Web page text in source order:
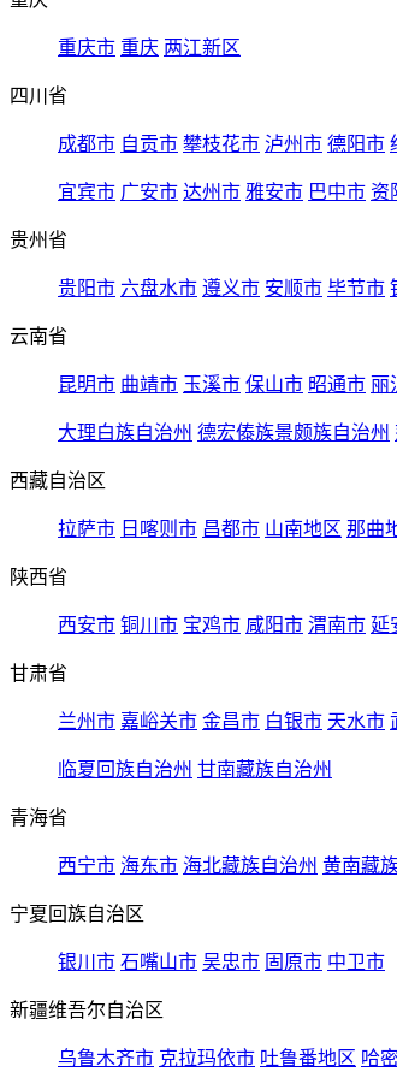
重庆市 重庆 两江新区
四川省
成都市 自贡市 攀枝花市 泸州市 德阳市
宜宾市 广安市 达州市 雅安市 巴中市 资
贵州省
贵阳市 六盘水市 遵义市 安顺市 毕节市
云南省
昆明市 曲靖市 玉溪市 保山市 昭通市 丽
大理白族自治州 德宏傣族景颇族自治州
西藏自治区
拉萨市 日喀则市 昌都市 山南地区 那曲
陕西省
西安市 铜川市 宝鸡市 咸阳市 渭南市 延
甘肃省
兰州市 嘉峪关市 金昌市 白银市 天水市
临夏回族自治州 甘南藏族自治州
青海省
西宁市 海东市 海北藏族自治州 黄南藏
宁夏回族自治区
银川市 石嘴山市 吴忠市 固原市 中卫市
新疆维吾尔自治区
乌鲁木齐市 克拉玛依市 吐鲁番地区 哈